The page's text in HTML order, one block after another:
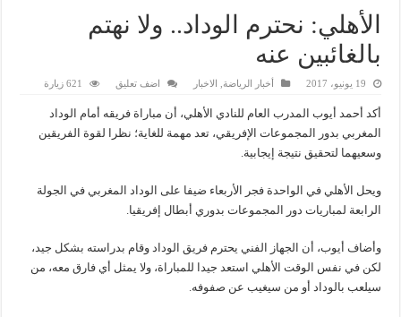
الأهلي: نحترم الوداد.. ولا نهتم
بالغائبين عنه
19 يونيو، 2017 أخبار الرياضة, الاخبار اضف تعليق 621 زيارة
أكد أحمد أيوب المدرب العام للنادي الأهلي، أن مباراة فريقه أمام الوداد
المغربي بدور المجموعات الإفريقي، تعد مهمة للغاية؛ نظرا لقوة الفريقين
وسعيهما لتحقيق نتيجة إيجابية.
ويحل الأهلي في الواحدة فجر الأربعاء ضيفا على الوداد المغربي في الجولة
الرابعة لمباريات دور المجموعات بدوري أبطال إفريقيا.
وأضاف أيوب، أن الجهاز الفني يحترم فريق الوداد وقام بدراسته بشكل جيد،
لكن في نفس الوقت الأهلي استعد جيدا للمباراة، ولا يمثل أي فارق معه، من
سيلعب بالوداد أو من سيغيب عن صفوفه.